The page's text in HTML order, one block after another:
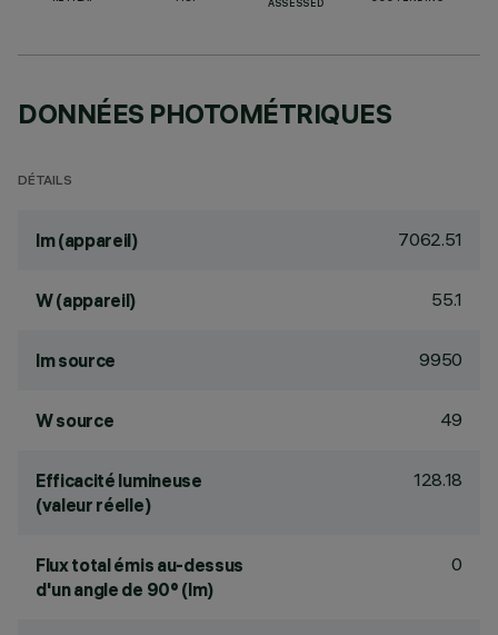
ASSESSED
DONNÉES PHOTOMÉTRIQUES
DÉTAILS
lm (appareil) 7062.51
W (appareil) 55.1
lm source 9950
W source 49
Efficacité lumineuse
(valeur réelle)
128.18
Flux total émis au-dessus
d'un angle de 90° (lm)
0